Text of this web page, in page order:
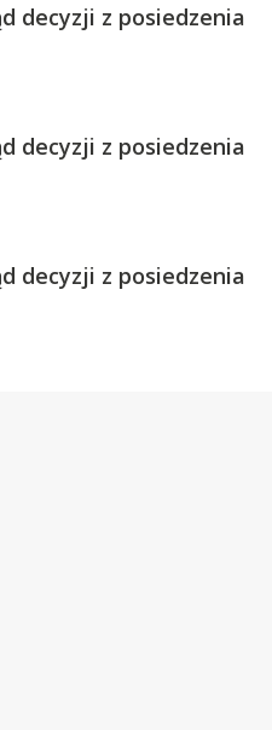
decyzji z posiedzenia
decyzji z posiedzenia
decyzji z posiedzenia